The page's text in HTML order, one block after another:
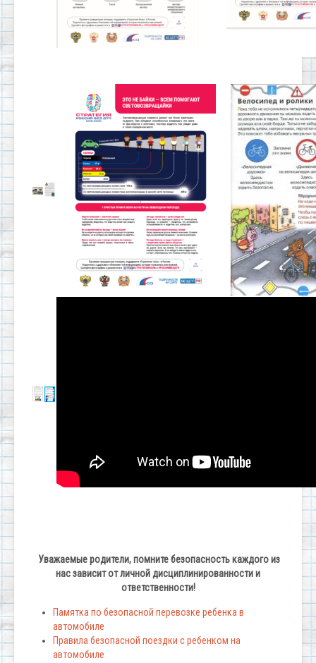
Уважаемые родители, помните безопасность каждого из
нас зависит от личной дисциплинированности и
ответственности!
Памятка по безопасной перевозке ребенка в
автомобиле
Правила безопасной поездки с ребенком на
автомобиле